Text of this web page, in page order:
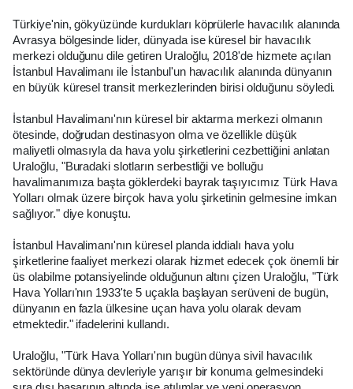
Türkiye'nin, gökyüzünde kurdukları köprülerle havacılık alanında
Avrasya bölgesinde lider, dünyada ise küresel bir havacılık
merkezi olduğunu dile getiren Uraloğlu, 2018'de hizmete açılan
İstanbul Havalimanı ile İstanbul'un havacılık alanında dünyanın
en büyük küresel transit merkezlerinden birisi olduğunu söyledi.
İstanbul Havalimanı'nın küresel bir aktarma merkezi olmanın
ötesinde, doğrudan destinasyon olma ve özellikle düşük
maliyetli olmasıyla da hava yolu şirketlerini cezbettiğini anlatan
Uraloğlu, "Buradaki slotların serbestliği ve bolluğu
havalimanımıza başta göklerdeki bayrak taşıyıcımız Türk Hava
Yolları olmak üzere birçok hava yolu şirketinin gelmesine imkan
sağlıyor." diye konuştu.
İstanbul Havalimanı'nın küresel planda iddialı hava yolu
şirketlerine faaliyet merkezi olarak hizmet edecek çok önemli bir
üs olabilme potansiyelinde olduğunun altını çizen Uraloğlu, "Türk
Hava Yolları'nın 1933'te 5 uçakla başlayan serüveni de bugün,
dünyanın en fazla ülkesine uçan hava yolu olarak devam
etmektedir." ifadelerini kullandı.
Uraloğlu, "Türk Hava Yolları'nın bugün dünya sivil havacılık
sektöründe dünya devleriyle yarışır bir konuma gelmesindeki